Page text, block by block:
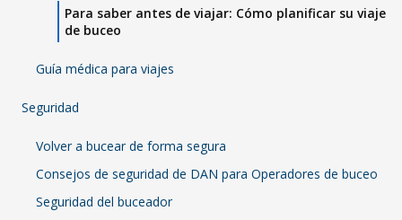
Para saber antes de viajar: Cómo planificar su viaje
de buceo
Guía médica para viajes
Seguridad
Volver a bucear de forma segura
Consejos de seguridad de DAN para Operadores de buceo
Seguridad del buceador